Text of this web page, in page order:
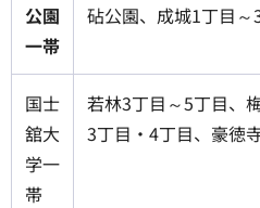
公園
一帯
砧公園、成城1丁目～
国士
舘大
学一
帯
若林3丁目～5丁目、
3丁目・4丁目、豪徳